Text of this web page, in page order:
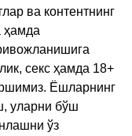
ва контентнинг
ҳамда
секс ҳамда 18+
Ёшларнинг
уларни бўш
ўз